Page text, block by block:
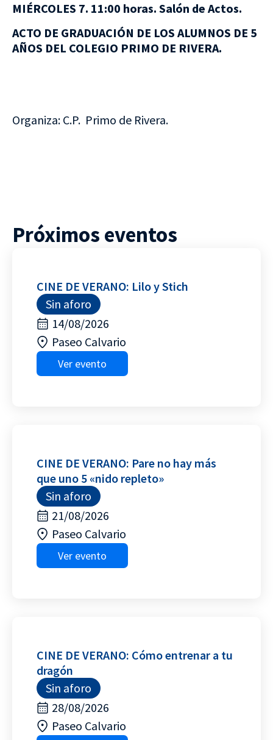
MIÉRCOLES 7. 11:00 horas. Salón de Actos.
ACTO DE GRADUACIÓN DE LOS ALUMNOS DE 5
AÑOS DEL COLEGIO PRIMO DE RIVERA.
Organiza: C.P. Primo de Rivera.
Próximos eventos
CINE DE VERANO: Lilo y Stich
Sin aforo
14/08/2026
Paseo Calvario
Ver evento
CINE DE VERANO: Pare no hay más
que uno 5 «nido repleto»
Sin aforo
21/08/2026
Paseo Calvario
Ver evento
CINE DE VERANO: Cómo entrenar a tu
dragón
Sin aforo
28/08/2026
Paseo Calvario